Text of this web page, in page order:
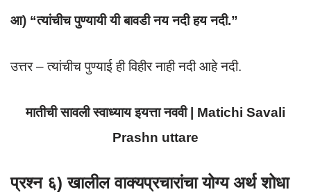
आ) “त्यांचीच पुण्यायी यी बावडी नय नदी हय नदी.”
उत्तर – त्यांचीच पुण्याई ही विहीर नाही नदी आहे नदी.
मातीची सावली स्वाध्याय इयत्ता नववी | Matichi Savali
Prashn uttare
प्रश्न ६) खालील वाक्यप्रचारांचा योग्य अर्थ शोधा